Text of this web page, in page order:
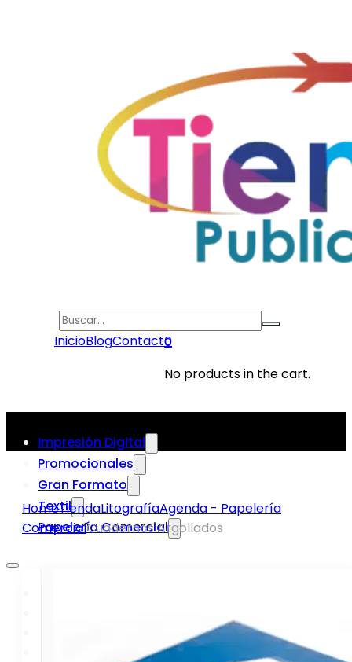
Search
InicioBlogContacto
0
No products in the cart.
Impresión Digital
Promocionales
Gran Formato
Textil
Papelería Comercial
HomeTiendaLitografíaAgenda - Papelería
ComercialCuadernos Argollados